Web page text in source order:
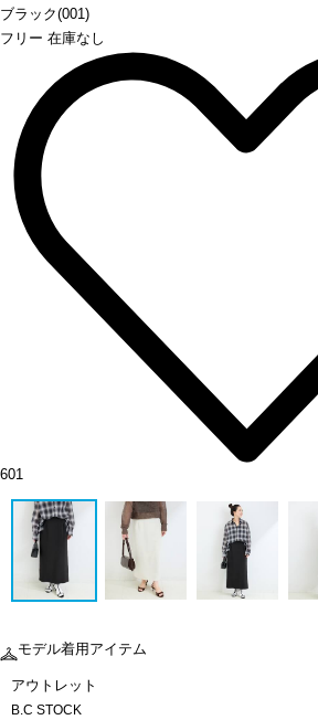
ブラック(001)
フリー 在庫なし
601
モデル着用アイテム
アウトレット
B.C STOCK